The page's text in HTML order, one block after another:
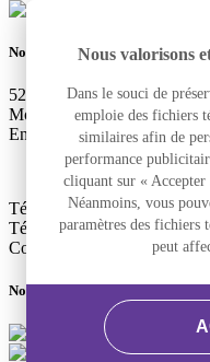
Nous joindre
525, rue Dominion, Bureau
Montréal, Qc H3J 2B4
Entrée accessible et pour le
Téléphone+1 514 933-2739
Télécopieur+1 514 933-9384
Courriel
info@altergo.ca
Nous suivre
Facebook
LinkedIn
Nous valorisons
Dans le souci de
emploie des fichiers
similaires afin de
performance
cliquant sur «
Néanmoins, vous
paramètres des fichiers
peut